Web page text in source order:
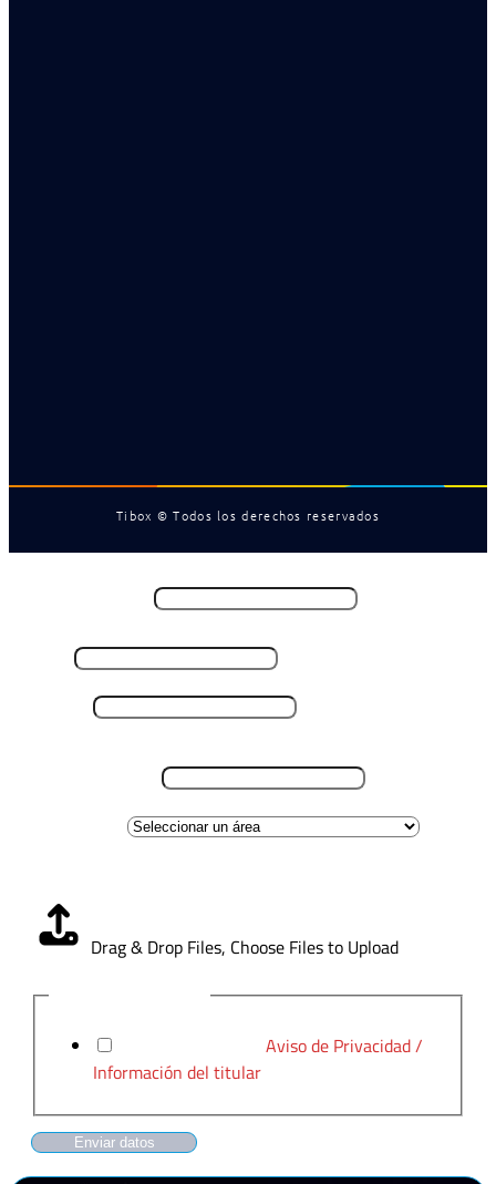
Tibox © Todos los derechos reservados
Drag & Drop Files, Choose Files to Upload
Aviso de Privacidad /
Información del titular
Enviar datos